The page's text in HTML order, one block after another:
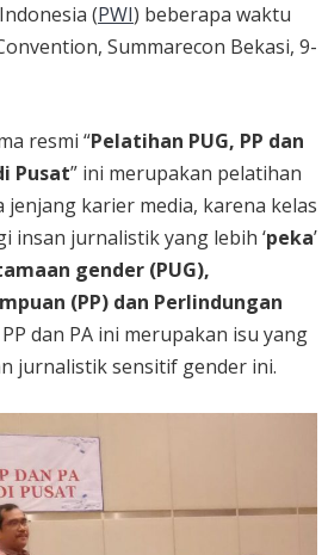
(PWI) beberapa waktu
Summarecon Bekasi, 9-
resmi “Pelatihan PUG, PP dan
Pusat” ini merupakan pelatihan
jenjang karier media, karena kelas
insan jurnalistik yang lebih ‘peka’
gender (PUG),
(PP) dan Perlindungan
PP dan PA ini merupakan isu yang
jurnalistik sensitif gender ini.